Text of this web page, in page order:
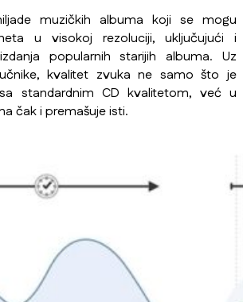
muzičkih albuma koji se mogu
u visokoj rezoluciji, uključujući i
popularnih starijih albuma. Uz
kvalitet zvuka ne samo što je
standardnim CD kvalitetom, već u
čak i premašuje isti.